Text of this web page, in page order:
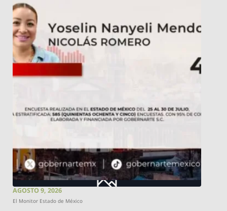
AGOSTO 9, 2026
El Monitor Estado de México